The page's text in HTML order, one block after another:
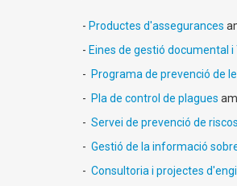
- Productes d'assegurances
- Eines de gestió documental i
- Programa de prevenció de
- Pla de control de plagues
- Servei de prevenció de
- Gestió de la informació
- Consultoria i projectes